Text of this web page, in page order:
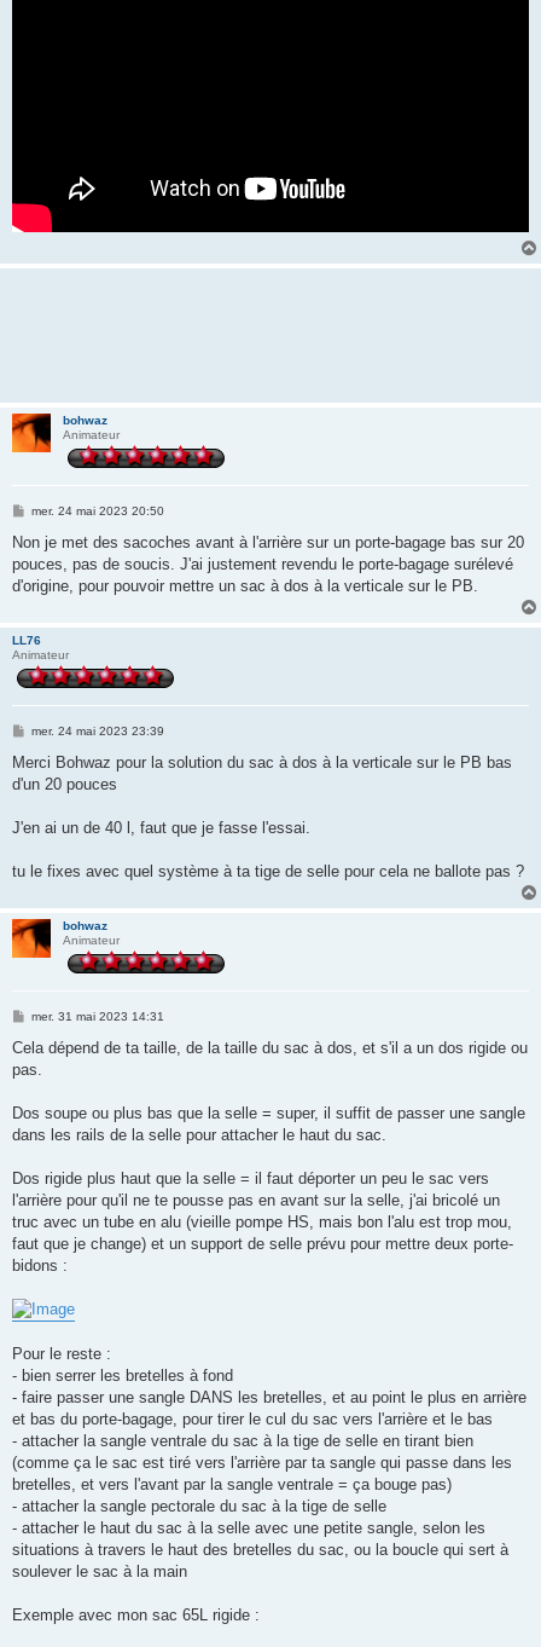
bohwaz
Animateur
M
s
a
g
mer. 24 mai 2023 20:50
Non je met des sacoches avant à l'arrière sur un porte-bagage bas sur 20
pouces, pas de soucis. J'ai justement revendu le porte-bagage surélevé
d'origine, pour pouvoir mettre un sac à dos à la verticale sur le PB.
LL76
Animateur
M
s
a
mer. 24 mai 2023 23:39
Merci Bohwaz pour la solution du sac à dos à la verticale sur le PB bas
d'un 20 pouces
J'en ai un de 40 l, faut que je fasse l'essai.
tu le fixes avec quel système à ta tige de selle pour cela ne ballote pas ?
bohwaz
Animateur
M
s
a
mer. 31 mai 2023 14:31
Cela dépend de ta taille, de la taille du sac à dos, et s'il a un dos rigide ou
pas.
Dos soupe ou plus bas que la selle = super, il suffit de passer une sangle
dans les rails de la selle pour attacher le haut du sac.
Dos rigide plus haut que la selle = il faut déporter un peu le sac vers
l'arrière pour qu'il ne te pousse pas en avant sur la selle, j'ai bricolé un
truc avec un tube en alu (vieille pompe HS, mais bon l'alu est trop mou,
faut que je change) et un support de selle prévu pour mettre deux porte-
bidons :
Pour le reste :
- bien serrer les bretelles à fond
- faire passer une sangle DANS les bretelles, et au point le plus en arrière
et bas du porte-bagage, pour tirer le cul du sac vers l'arrière et le bas
- attacher la sangle ventrale du sac à la tige de selle en tirant bien
(comme ça le sac est tiré vers l'arrière par ta sangle qui passe dans les
bretelles, et vers l'avant par la sangle ventrale = ça bouge pas)
- attacher la sangle pectorale du sac à la tige de selle
- attacher le haut du sac à la selle avec une petite sangle, selon les
situations à travers le haut des bretelles du sac, ou la boucle qui sert à
soulever le sac à la main
Exemple avec mon sac 65L rigide :